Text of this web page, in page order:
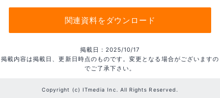
関連資料をダウンロード
掲載日：2025/10/17
掲載内容は掲載日、更新日時点のものです。変更となる場合がございますの
でご了承下さい。
Copyright (c) ITmedia Inc. All Rights Reserved.